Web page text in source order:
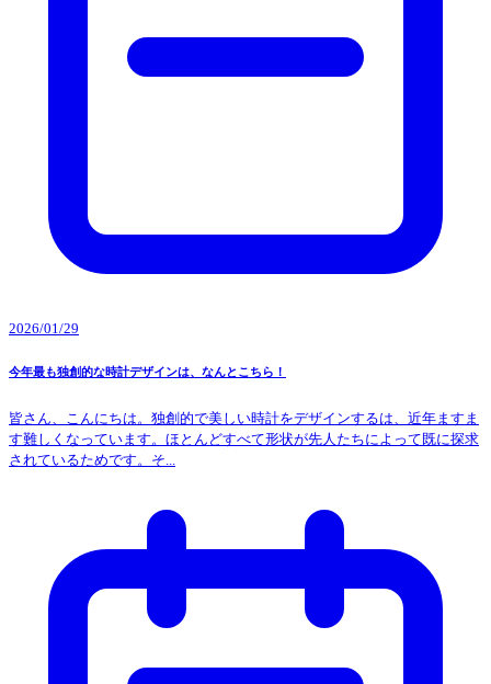
2026/01/29
今年最も独創的な時計デザインは、なんとこちら！
皆さん、こんにちは。独創的で美しい時計をデザインするは、近年ますま
す難しくなっています。ほとんどすべて形状が先人たちによって既に探求
されているためです。そ...